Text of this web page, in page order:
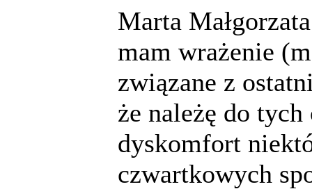
Marta
mam wrażenie
związane z
że należę do
dyskomfort
czwartkowych